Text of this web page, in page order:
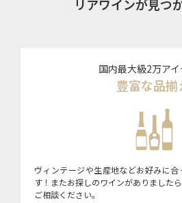
リアワインが見つ
国内最大級2万ア
豊富な品揃
ヴィンテージや生産地などお好みに
す！またお探しのワインがありました
ご相談ください。